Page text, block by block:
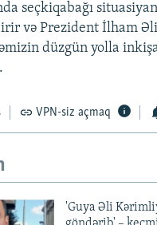
seçkiqabağı
və Prezident İlham
düzgün yolla
VPN-siz açmaq
'Guya Əli